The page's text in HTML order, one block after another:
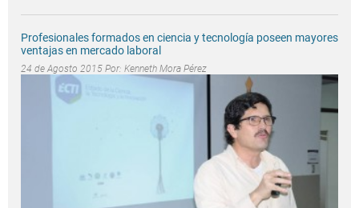
Profesionales formados en ciencia y tecnología poseen mayores
ventajas en mercado laboral
24 de Agosto 2015 Por: Kenneth Mora Pérez